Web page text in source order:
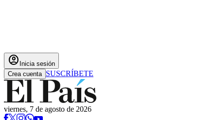
account_circle Inicia sesión
Crea cuenta SUSCRÍBETE
viernes, 7 de agosto de 2026